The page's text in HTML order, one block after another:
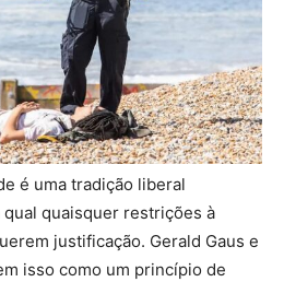
é uma tradição liberal
quaisquer restrições à
justificação. Gerald Gaus e
isso como um princípio de